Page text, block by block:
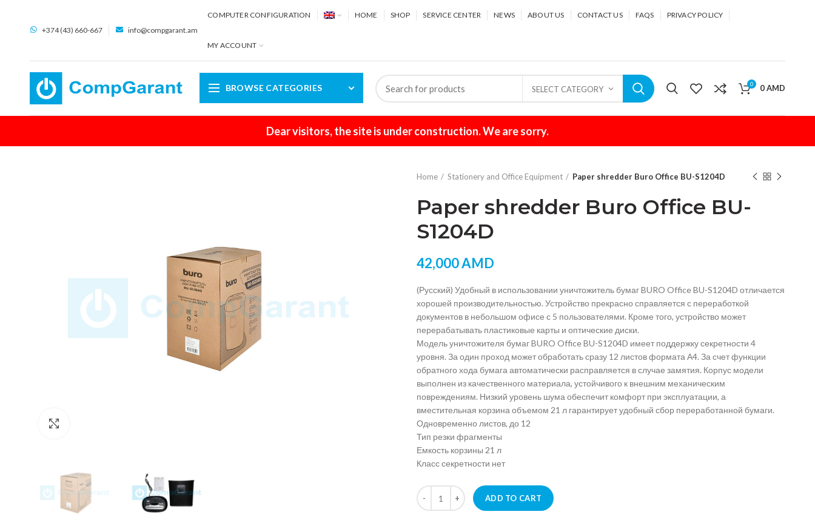
+374 (43) 660-667 info@compgarant.am
COMPUTER CONFIGURATION HOME SHOP SERVICE CENTER NEWS ABOUT US CONTACT US FAQS PRIVACY POLICY
MY ACCOUNT
BROWSE CATEGORIES SELECT CATEGORY
0 0AMD
Dear visitors, the site is under construction. We are sorry.
Home Stationery and Office Equipment Paper shredder Buro Office BU-S1204D
Paper shredder Buro Office BU-
S1204D
42,000AMD
(Русский) Удобный в использовании уничтожитель бумаг BURO Office BU-S1204D отличается
хорошей производительностью. Устройство прекрасно справляется с переработкой
документов в небольшом офисе с 5 пользователями. Кроме того, устройство может
перерабатывать пластиковые карты и оптические диски.
Модель уничтожителя бумаг BURO Office BU-S1204D имеет поддержку секретности 4
уровня. За один проход может обработать сразу 12 листов формата А4. За счет функции
обратного хода бумага автоматически расправляется в случае замятия. Корпус модели
выполнен из качественного материала, устойчивого к внешним механическим
повреждениям. Низкий уровень шума обеспечит комфорт при эксплуатации, а
вместительная корзина объемом 21 л гарантирует удобный сбор переработанной бумаги.
Одновременно листов, до 12
Тип резки фрагменты
Емкость корзины 21 л
Класс секретности нет
Paper shredder Buro Office BU-S1204D quantity
ADD TO CART